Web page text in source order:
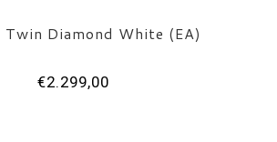
Twin Diamond White (EA)
€2.299,00